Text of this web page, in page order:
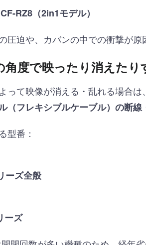
RZ8（2in1モデル）
圧迫や、カバンの中での衝撃が原
度で映ったり消えたり
って映像が消える・乱れる場合は、
（フレキシブルケーブル）の断線
型番：
ーズ全般
ーズ